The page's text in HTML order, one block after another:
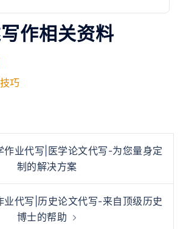
作相关资料
巧
作业代写|医学论文代写-为您量身定
制的解决方案
业代写|历史论文代写-来自顶级历史
博士的帮助